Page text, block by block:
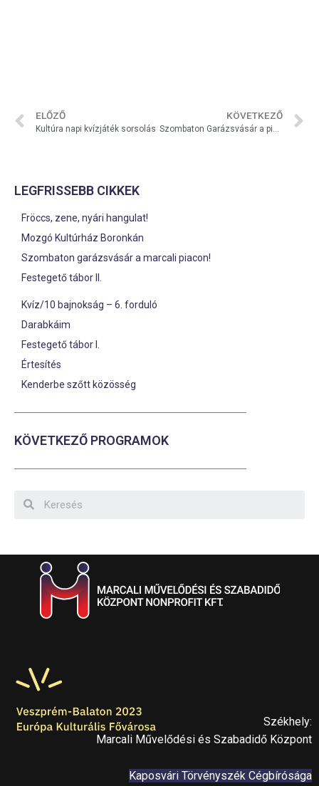
ELŐZŐ
Kultúra napi kvízjáték sorsolás
KÖVETKEZŐ
Szombaton Garázsvásár a piacon!
LEGFRISSEBB CIKKEK
Fröccs, zene, nyári hangulat!
Mozgó Kultúrház Boronkán
Szombaton garázsvásár a marcali piacon!
Festegető tábor II.
Kvíz/10 bajnokság – 6. forduló
Darabkáim
Festegető tábor I.
Értesítés
Kenderbe szőtt közösség
KÖVETKEZŐ PROGRAMOK
Székhely:
Marcali Művelődési és Szabadidő Központ
Kaposvári Törvényszék Cégbírósága